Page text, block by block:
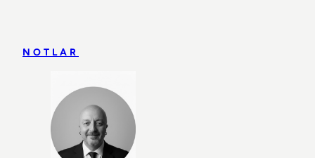
NOTLAR